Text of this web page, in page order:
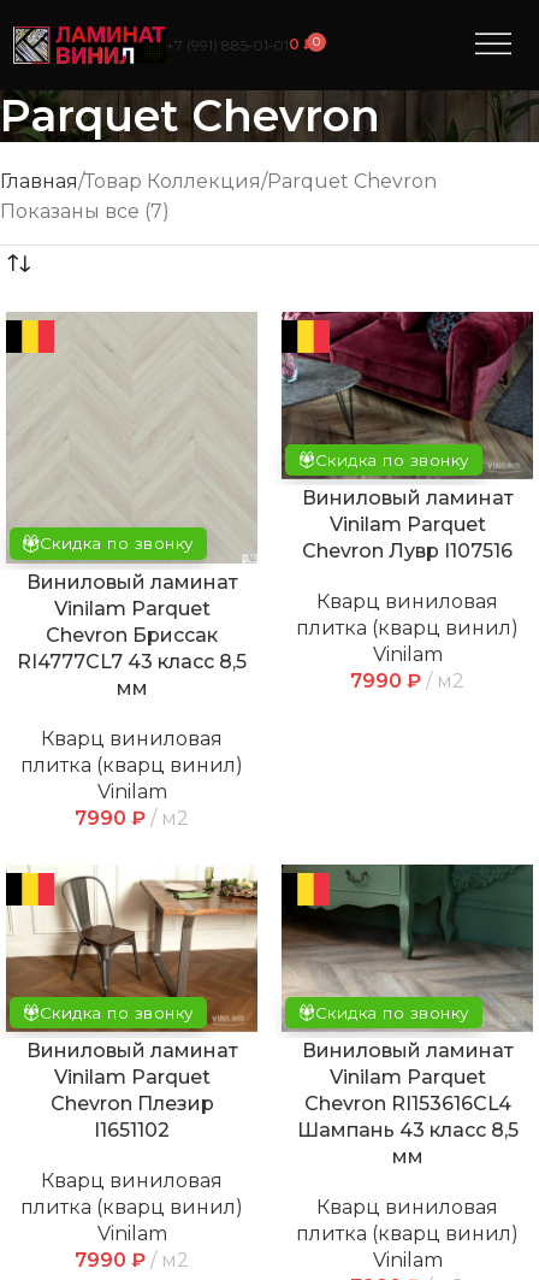
+7 (991) 885‑01‑010₽0
Parquet Chevron
Главная Товар Коллекция Parquet Chevron
Показаны все (7)
Скидка по звонку
Виниловый ламинат
Vinilam Parquet
Chevron Бриссак
RI4777CL7 43 класс 8,5
мм
Кварц виниловая
плитка (кварц винил)
Vinilam
7990 ₽ м2
Скидка по звонку
Виниловый ламинат
Vinilam Parquet
Chevron Лувр I107516
Кварц виниловая
плитка (кварц винил)
Vinilam
7990 ₽ м2
Скидка по звонку
Виниловый ламинат
Vinilam Parquet
Chevron Плезир
I1651102
Кварц виниловая
плитка (кварц винил)
Vinilam
7990 ₽ м2
Скидка по звонку
Виниловый ламинат
Vinilam Parquet
Chevron RI153616CL4
Шампань 43 класс 8,5
мм
Кварц виниловая
плитка (кварц винил)
Vinilam